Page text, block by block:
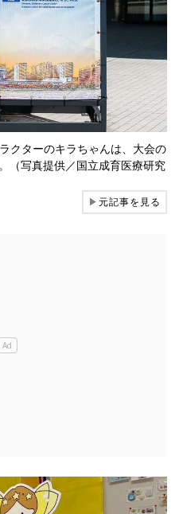
クターのキラちゃんは、大会の
（写真提供／国立成育医療研究
▶元記事を見る